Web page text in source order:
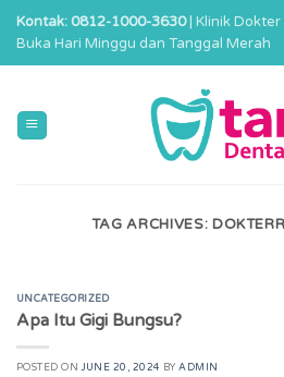
Skip
content
Kontak: 0812-1000-3630| Klinik Dokter
Buka Hari Minggu dan Tanggal Merah
TAG ARCHIVES:
UNCATEGORIZED
Apa Itu Gigi Bungsu?
POSTED ONJUNE 20, 2024 BYADMIN